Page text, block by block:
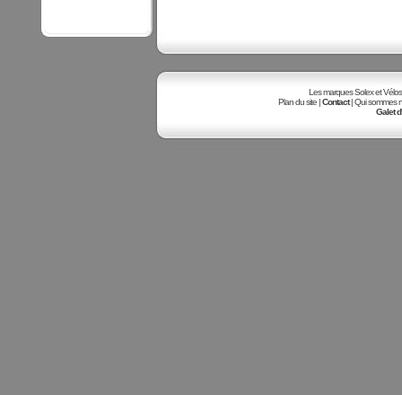
Les marques Solex et
Plan du site |Contact| Qui sommes
Galet